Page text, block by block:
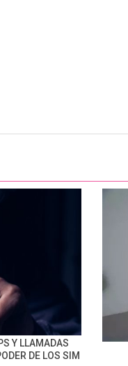
Y LLAMADAS
DE LOS SIM